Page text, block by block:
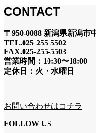
CONTACT
〒950-0088 新潟県新潟市
TEL.025-255-5502
FAX.025-255-5503
営業時間：10:30〜18:00
定休日：火・水曜日
お問い合わせはコチラ
FOLLOW US